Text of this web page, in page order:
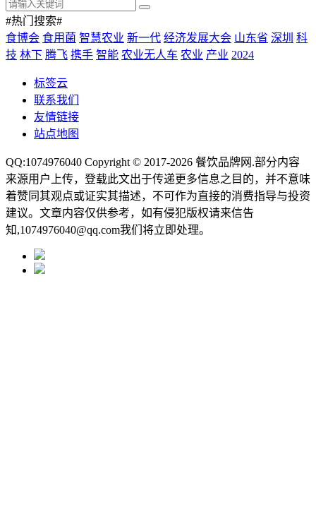
#热门搜索#
食博会 食用菌 智慧农业 新一代 经济发展大会 山东省 深圳 科
技 林下 腾飞 携手 智能 农业无人车 农业 产业 2024
标签云
联系我们
友情链接
站点地图
QQ:1074976040 Copyright © 2017-2026 餐饮品牌网 .部分内容
来源用户上传，登载此文出于传递更多信息之目的，并不意味
着赞同其观点或证实其描述，不可作为直接的消费指导与投资
建议。文章内容仅供参考，如有侵犯版权请来信告
知,1074976040@qq.com我们将立即处理。